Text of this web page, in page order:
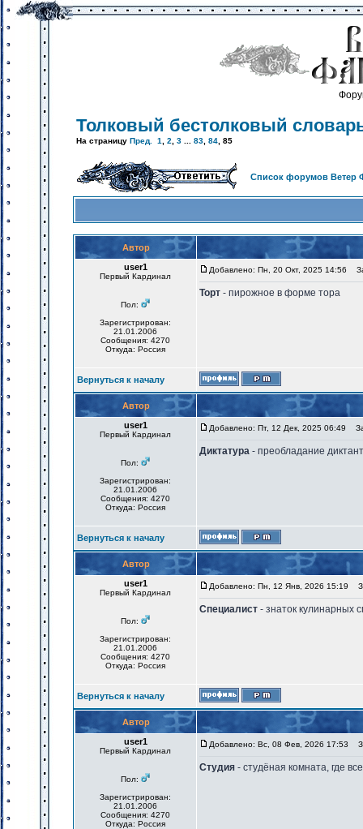
Толковый бестолковый
На страницу Пред. 1 2 3 83 84 85
Список форумов Ветер
Автор
user1
Первый Кардинал
Пол:
Зарегистрирован:
21.01.2006
Сообщения: 4270
Откуда: Россия
Добавлено: Пн, 20 Окт, 2025 14:56
Торт - пирожное в форме тора
Вернуться к началу
Автор
user1
Первый Кардинал
Пол:
Зарегистрирован:
21.01.2006
Сообщения: 4270
Откуда: Россия
Добавлено: Пт, 12 Дек, 2025 06:49
Диктатура - преобладание
Вернуться к началу
Автор
user1
Первый Кардинал
Пол:
Зарегистрирован:
21.01.2006
Сообщения: 4270
Откуда: Россия
Добавлено: Пн, 12 Янв, 2026 15:19
Специалист - знаток кулинарных
Вернуться к началу
Автор
user1
Первый Кардинал
Пол:
Зарегистрирован:
21.01.2006
Сообщения: 4270
Откуда: Россия
Добавлено: Вс, 08 Фев, 2026 17:53
Студия - студёная комната, где